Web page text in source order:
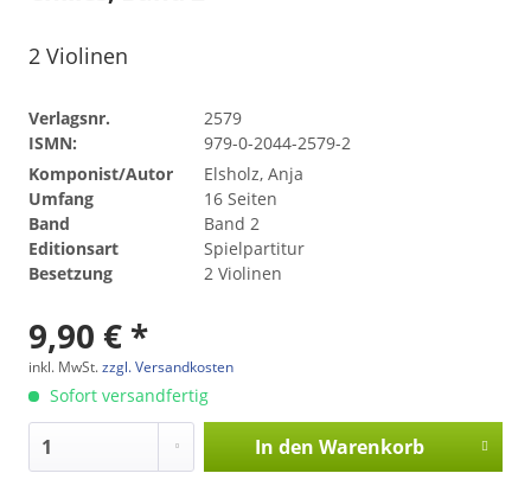
2 Violinen
Verlagsnr.
2579
ISMN:
979-0-2044-2579-2
Komponist/Autor
Elsholz, Anja
Umfang
16 Seiten
Band
Band 2
Editionsart
Spielpartitur
Besetzung
2 Violinen
9,90 € *
inkl. MwSt.zzgl. Versandkosten
Sofort versandfertig
In den Warenkorb